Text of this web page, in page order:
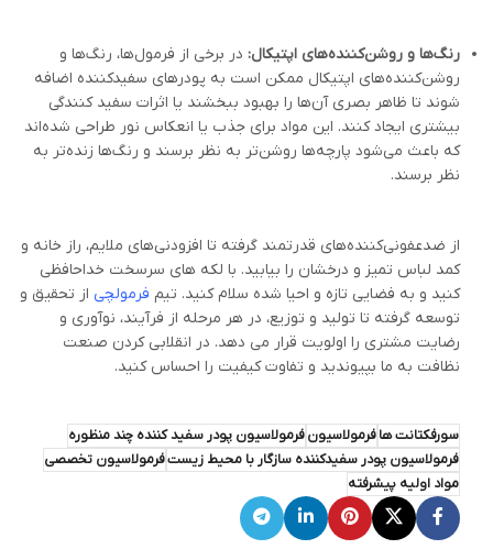
رنگ‌ها و روشن‌کننده‌های اپتیکال: در برخی از فرمول‌ها، رنگ‌ها و
روشن‌کننده‌های اپتیکال ممکن است به پودرهای سفیدکننده اضافه
شوند تا ظاهر بصری آن‌ها را بهبود ببخشند یا اثرات سفید کنندگی
بیشتری ایجاد کنند. این مواد برای جذب یا انعکاس نور طراحی شده‌اند
که باعث می‌شود پارچه‌ها روشن‌تر به نظر برسند و رنگ‌ها زنده‌تر به
نظر برسند.
از ضدعفونی‌کننده‌های قدرتمند گرفته تا افزودنی‌های ملایم، راز خانه و
کمد لباس تمیز و درخشان را بیابید. با لکه های سرسخت خداحافظی
کنید و به فضایی تازه و احیا شده سلام کنید. تیم فرمولچی از تحقیق و
توسعه گرفته تا تولید و توزیع، در هر مرحله از فرآیند، نوآوری و
رضایت مشتری را اولویت قرار می دهد. در انقلابی کردن صنعت
نظافت به ما بپیوندید و تفاوت کیفیت را احساس کنید.
سورفکتانت هافرمولاسیونفرمولاسیون پودر سفید کننده چند منظوره
فرمولاسیون پودر سفیدکننده سازگار با محیط زیستفرمولاسیون تخصصی
مواد اولیه پیشرفته